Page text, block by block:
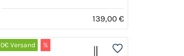
139,00 €
0€ Versand %